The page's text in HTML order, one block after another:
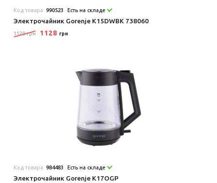
Код товара:990523 Есть на складе
Электрочайник Gorenje K15DWBK 738060
1129 грн 1128 грн
Код товара:984483 Есть на складе
Электрочайник Gorenje K17OGP